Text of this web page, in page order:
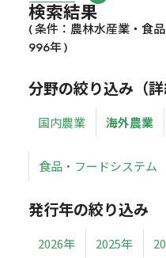
検索結果
( 条件：農林水産業・食
996年 )
分野の絞り込み（詳
国内農業 海外農業
食品・フードシステム
発行年の絞り込み
2026年 2025年